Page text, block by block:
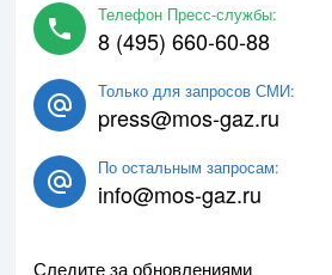
Телефон Пресс-службы:
8 (495) 660-60-88
Только для запросов СМИ:
press@mos-gaz.ru
По остальным запросам:
info@mos-gaz.ru
Следите за обновлениями